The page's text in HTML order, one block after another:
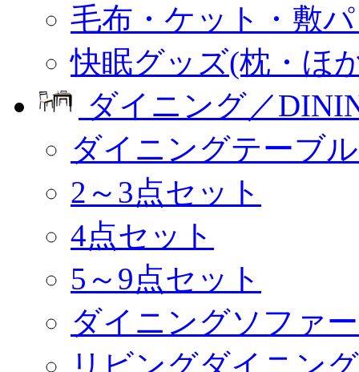
毛布・ケット・敷
快眠グッズ(枕・ほ
ダイニング／
ダイニングテーブ
2～3点セット
4点セット
5～9点セット
ダイニングソファ
リビングダイニン